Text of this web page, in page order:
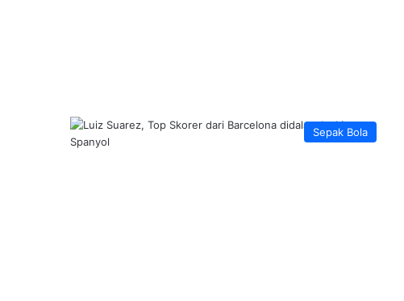
Sepak Bola